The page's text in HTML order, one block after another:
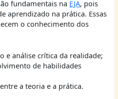
fundamentais na EJA, pois
aprendizado na prática. Essas
o conhecimento dos
e análise crítica da realidade;
de habilidades
a teoria e a prática.